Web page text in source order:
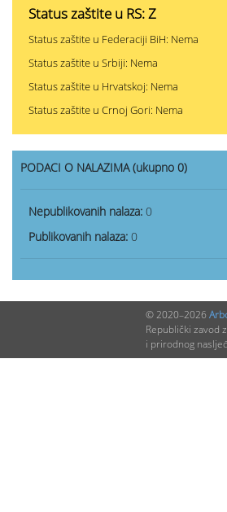
Status zaštite u RS: Z
Status zaštite u Federaciji BiH: Nema
Status zaštite u Srbiji: Nema
Status zaštite u Hrvatskoj: Nema
Status zaštite u Crnoj Gori: Nema
PODACI O NALAZIMA (ukupno 0)
Nepublikovanih nalaza: 0
Publikovanih nalaza: 0
© 2020–2026
Republički zavod
i prirodnog